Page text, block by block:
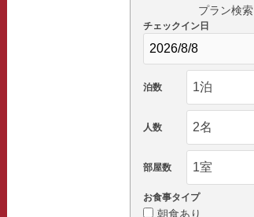
プラン検索
チェックイン日
泊数
人数
部屋数
お食事タイプ
朝食あり